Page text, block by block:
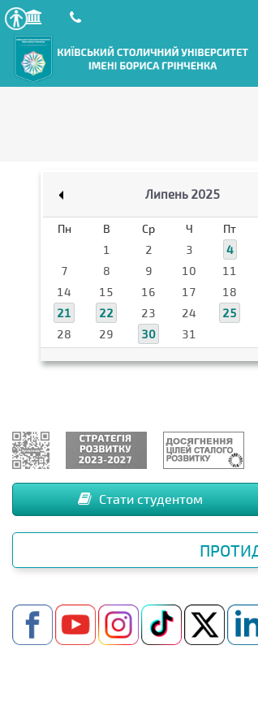
Липень 2025
Пн В Ср Ч Пт
1
2 3 4
7
8 9 10 11
14
15 16 17 18
21
22 23 24 25
28
29 30 31
Стати студентом